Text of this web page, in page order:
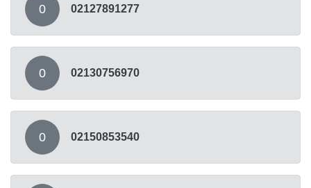
0 02127891277
0 02130756970
0 02150853540